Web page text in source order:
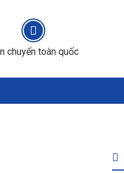
chuyển toàn quốc